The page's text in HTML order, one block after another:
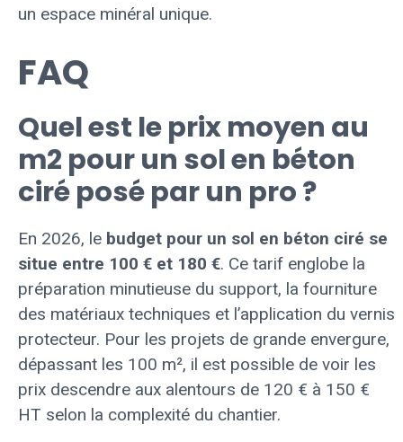
un espace minéral unique.
FAQ
Quel est le prix moyen au
m2 pour un sol en béton
ciré posé par un pro ?
En 2026, le budget pour un sol en béton ciré se
situe entre 100 € et 180 €. Ce tarif englobe la
préparation minutieuse du support, la fourniture
des matériaux techniques et l’application du vernis
protecteur. Pour les projets de grande envergure,
dépassant les 100 m², il est possible de voir les
prix descendre aux alentours de 120 € à 150 €
HT selon la complexité du chantier.